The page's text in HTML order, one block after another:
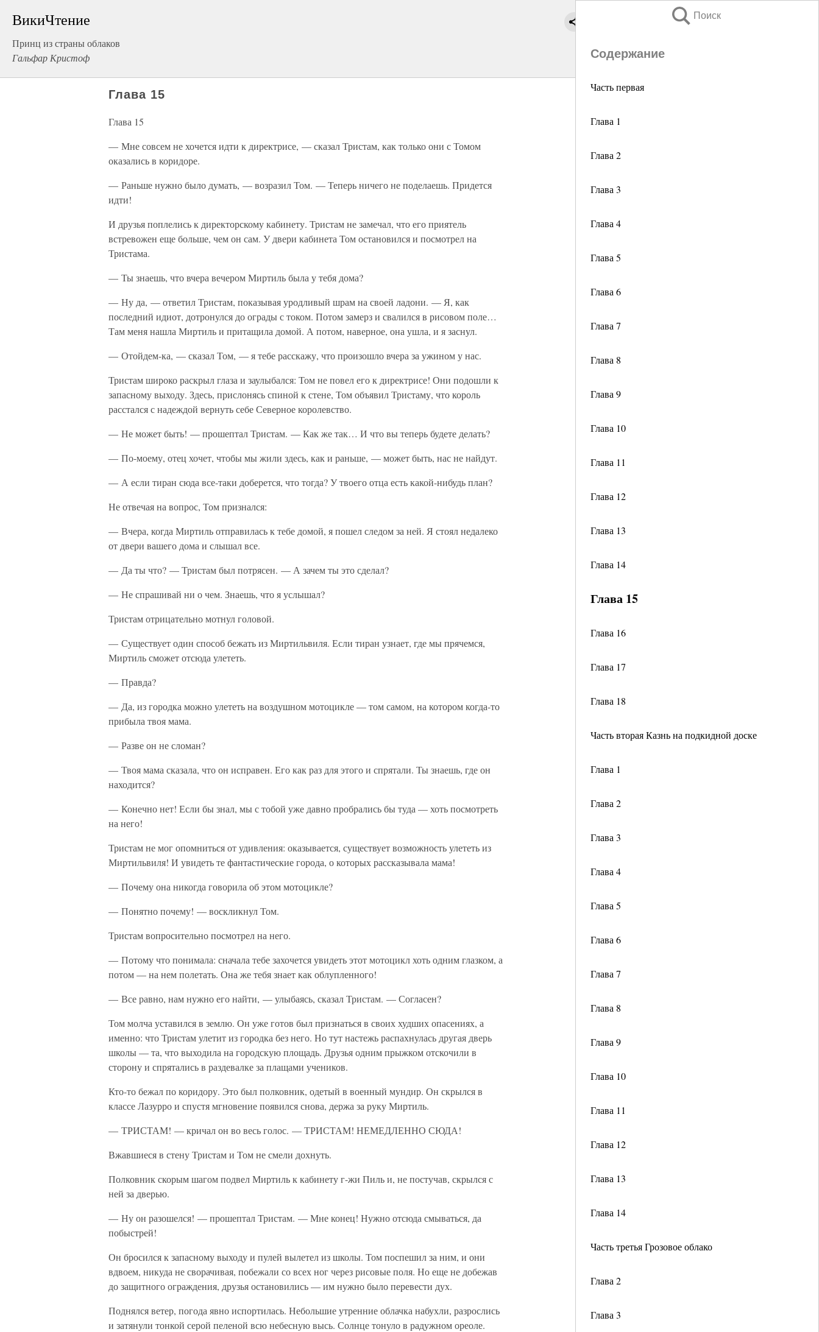
ВикиЧтение
Принц из страны облаков
Гальфар Кристоф
Поиск
Содержание
Часть первая
Глава 1
Глава 2
Глава 3
Глава 4
Глава 5
Глава 6
Глава 7
Глава 8
Глава 9
Глава 10
Глава 11
Глава 12
Глава 13
Глава 14
Глава 15
Глава 16
Глава 17
Глава 18
Часть вторая Казнь на подкидной доске
Глава 1
Глава 2
Глава 3
Глава 4
Глава 5
Глава 6
Глава 7
Глава 8
Глава 9
Глава 10
Глава 11
Глава 12
Глава 13
Глава 14
Часть третья Грозовое облако
Глава 2
Глава 3
Глава 15
Глава 15
— Мне совсем не хочется идти к директрисе, — сказал Тристам, как только они с Томом
оказались в коридоре.
— Раньше нужно было думать, — возразил Том. — Теперь ничего не поделаешь. Придется
идти!
И друзья поплелись к директорскому кабинету. Тристам не замечал, что его приятель
встревожен еще больше, чем он сам. У двери кабинета Том остановился и посмотрел на
Тристама.
— Ты знаешь, что вчера вечером Миртиль была у тебя дома?
— Ну да, — ответил Тристам, показывая уродливый шрам на своей ладони. — Я, как
последний идиот, дотронулся до ограды с током. Потом замерз и свалился в рисовом поле…
Там меня нашла Миртиль и притащила домой. А потом, наверное, она ушла, и я заснул.
— Отойдем-ка, — сказал Том, — я тебе расскажу, что произошло вчера за ужином у нас.
Тристам широко раскрыл глаза и заулыбался: Том не повел его к директрисе! Они подошли к
запасному выходу. Здесь, прислонясь спиной к стене, Том объявил Тристаму, что король
расстался с надеждой вернуть себе Северное королевство.
— Не может быть! — прошептал Тристам. — Как же так… И что вы теперь будете делать?
— По-моему, отец хочет, чтобы мы жили здесь, как и раньше, — может быть, нас не найдут.
— А если тиран сюда все-таки доберется, что тогда? У твоего отца есть какой-нибудь план?
Не отвечая на вопрос, Том признался:
— Вчера, когда Миртиль отправилась к тебе домой, я пошел следом за ней. Я стоял недалеко
от двери вашего дома и слышал все.
— Да ты что? — Тристам был потрясен. — А зачем ты это сделал?
— Не спрашивай ни о чем. Знаешь, что я услышал?
Тристам отрицательно мотнул головой.
— Существует один способ бежать из Миртильвиля. Если тиран узнает, где мы прячемся,
Миртиль сможет отсюда улететь.
— Правда?
— Да, из городка можно улететь на воздушном мотоцикле — том самом, на котором когда-то
прибыла твоя мама.
— Разве он не сломан?
— Твоя мама сказала, что он исправен. Его как раз для этого и спрятали. Ты знаешь, где он
находится?
— Конечно нет! Если бы знал, мы с тобой уже давно пробрались бы туда — хоть посмотреть
на него!
Тристам не мог опомниться от удивления: оказывается, существует возможность улететь из
Миртильвиля! И увидеть те фантастические города, о которых рассказывала мама!
— Почему она никогда говорила об этом мотоцикле?
— Понятно почему! — воскликнул Том.
Тристам вопросительно посмотрел на него.
— Потому что понимала: сначала тебе захочется увидеть этот мотоцикл хоть одним глазком, а
потом — на нем полетать. Она же тебя знает как облупленного!
— Все равно, нам нужно его найти, — улыбаясь, сказал Тристам. — Согласен?
Том молча уставился в землю. Он уже готов был признаться в своих худших опасениях, а
именно: что Тристам улетит из городка без него. Но тут настежь распахнулась другая дверь
школы — та, что выходила на городскую площадь. Друзья одним прыжком отскочили в
сторону и спрятались в раздевалке за плащами учеников.
Кто-то бежал по коридору. Это был полковник, одетый в военный мундир. Он скрылся в
классе Лазурро и спустя мгновение появился снова, держа за руку Миртиль.
— ТРИСТАМ! — кричал он во весь голос. — ТРИСТАМ! НЕМЕДЛЕННО СЮДА!
Вжавшиеся в стену Тристам и Том не смели дохнуть.
Полковник скорым шагом подвел Миртиль к кабинету г-жи Пиль и, не постучав, скрылся с
ней за дверью.
— Ну он разошелся! — прошептал Тристам. — Мне конец! Нужно отсюда смываться, да
побыстрей!
Он бросился к запасному выходу и пулей вылетел из школы. Том поспешил за ним, и они
вдвоем, никуда не сворачивая, побежали со всех ног через рисовые поля. Но еще не добежав
до защитного ограждения, друзья остановились — им нужно было перевести дух.
Поднялся ветер, погода явно испортилась. Небольшие утренние облачка набухли, разрослись
и затянули тонкой серой пеленой всю небесную высь. Солнце тонуло в радужном ореоле.